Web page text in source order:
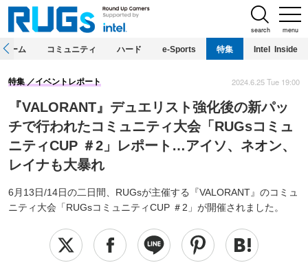
menu
search
ホーム コミュニティ ハード e-Sports 特集 Intel Inside
『VALORANT』デュエリスト強化後の新パッ
チで行われたコミュニティ大会「RUGsコミュ
ニティCUP ＃2」レポート…アイソ、ネオン、
レイナも大暴れ
6月13日/14日の二日間、RUGsが主催する『VALORANT』のコミュ
ニティ大会「RUGsコミュニティCUP ＃2」が開催されました。
特集 イベントレポート 2024.6.25 Tue 19:00